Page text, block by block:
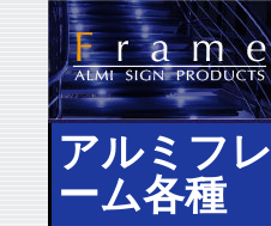
アルミフレ
ーム各種